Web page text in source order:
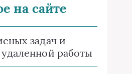
на сайте
задач и
работы